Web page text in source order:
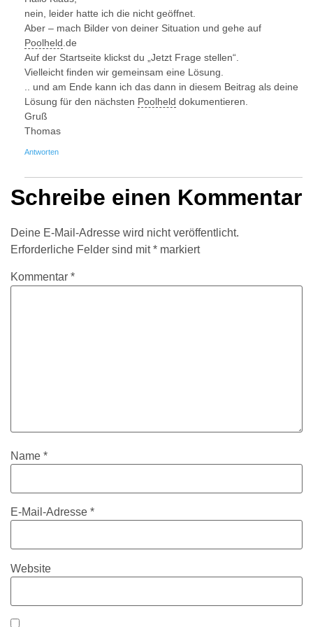
nein, leider hatte ich die nicht geöffnet.
Aber – mach Bilder von deiner Situation und gehe auf
Poolheld .de
Auf der Startseite klickst du „Jetzt Frage stellen“.
Vielleicht finden wir gemeinsam eine Lösung.
.. und am Ende kann ich das dann in diesem Beitrag als deine
Lösung für den nächsten Poolheld dokumentieren.
Gruß
Thomas
Antworten
Schreibe einen Kommentar
Deine E-Mail-Adresse wird nicht veröffentlicht.
Erforderliche Felder sind mit* markiert
Kommentar *
Name *
E-Mail-Adresse *
Website